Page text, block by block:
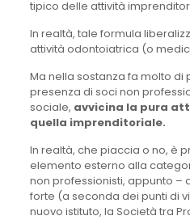
tipico delle attività
In realtà, tale formula
attività odontoiatrica (o
Ma nella sostanza fa molto
presenza di soci non
sociale, avvicina la pura
quella imprenditoriale.
In realtà, che piaccia o no, è
elemento esterno alla
non professionisti, appunto –
forte (a seconda dei punti di
nuovo istituto, la Società tra